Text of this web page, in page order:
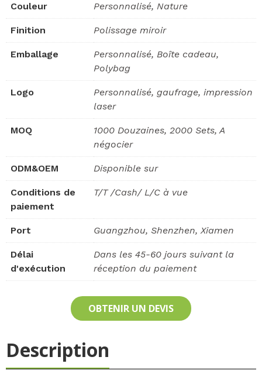
Couleur Personnalisé, Nature
Finition Polissage miroir
Emballage
Personnalisé, Boîte cadeau,
Polybag
Logo
Personnalisé, gaufrage, impression
laser
MOQ
1000 Douzaines, 2000 Sets, A
négocier
ODM&OEM Disponible sur
Conditions de
paiement
T/T /Cash/ L/C à vue
Port Guangzhou, Shenzhen, Xiamen
Délai
d'exécution
Dans les 45-60 jours suivant la
réception du paiement
OBTENIR UN DEVIS
Description